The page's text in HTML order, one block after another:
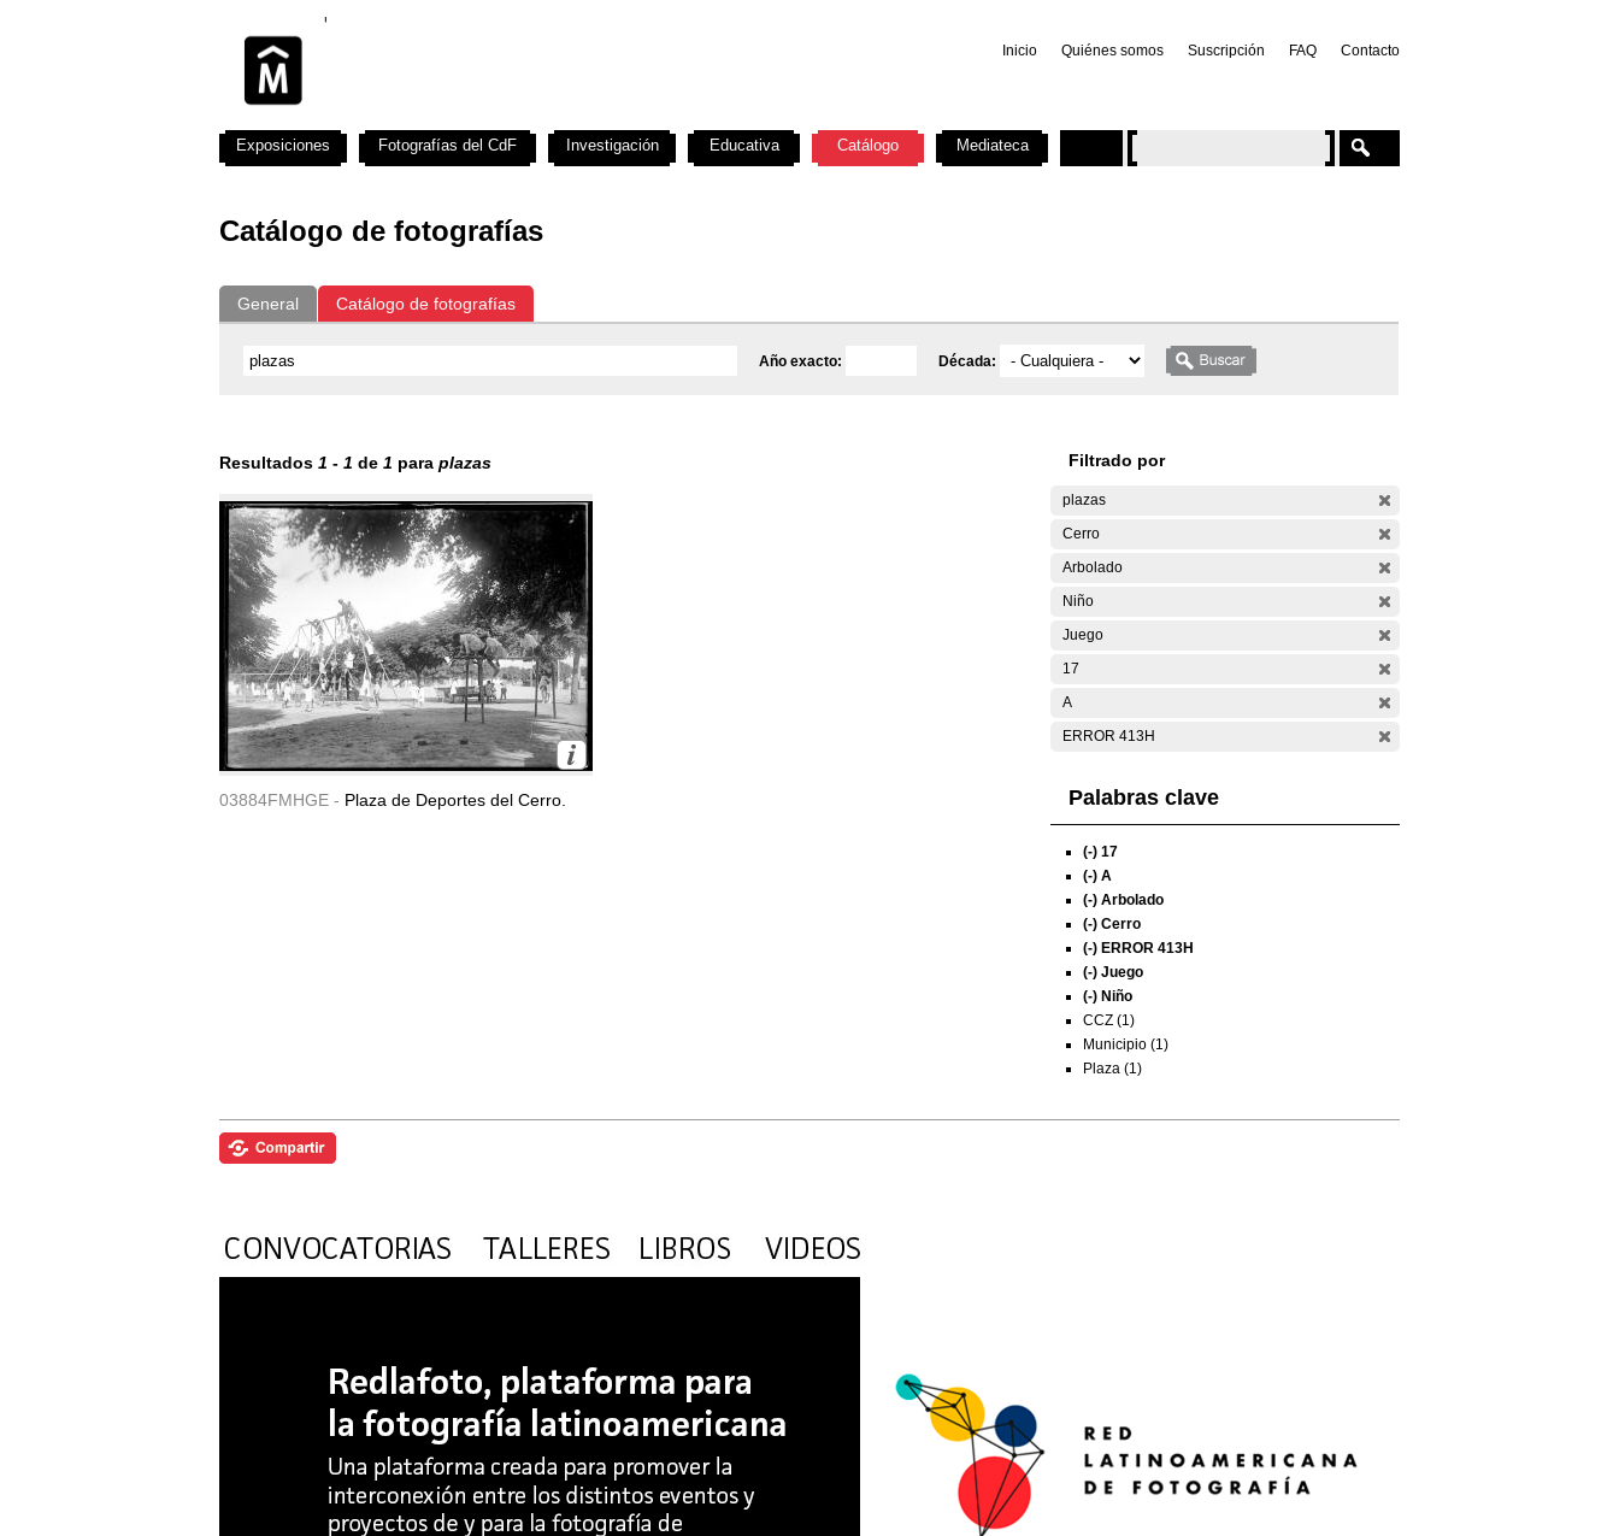
Inicio Quiénes somos Suscripción FAQ Contacto
Catálogo de fotografías
General Catálogo de fotografías
Año exacto: Década:
Resultados 1 - 1 de 1 para plazas
03884FMHGE - Plaza de Deportes del Cerro.
Filtrado por
plazas
Cerro
Arbolado
Niño
Juego
17
A
ERROR 413H
Palabras clave
(-) 17
(-) A
(-) Arbolado
(-) Cerro
(-) ERROR 413H
(-) Juego
(-) Niño
CCZ (1)
Municipio (1)
Plaza (1)
Exposiciones Fotografías del CdF Investigación Educativa Catálogo Mediateca